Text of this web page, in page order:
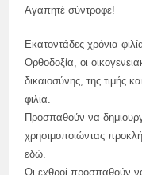
Αγαπητέ σύντροφε!
Εκατοντάδες χρόνια
Ορθοδοξία, οι
δικαιοσύνης, της τιμής
φιλία.
Προσπαθούν να
χρησιμοποιώντας
εδώ.
Οι εχθροί προσπαθούν